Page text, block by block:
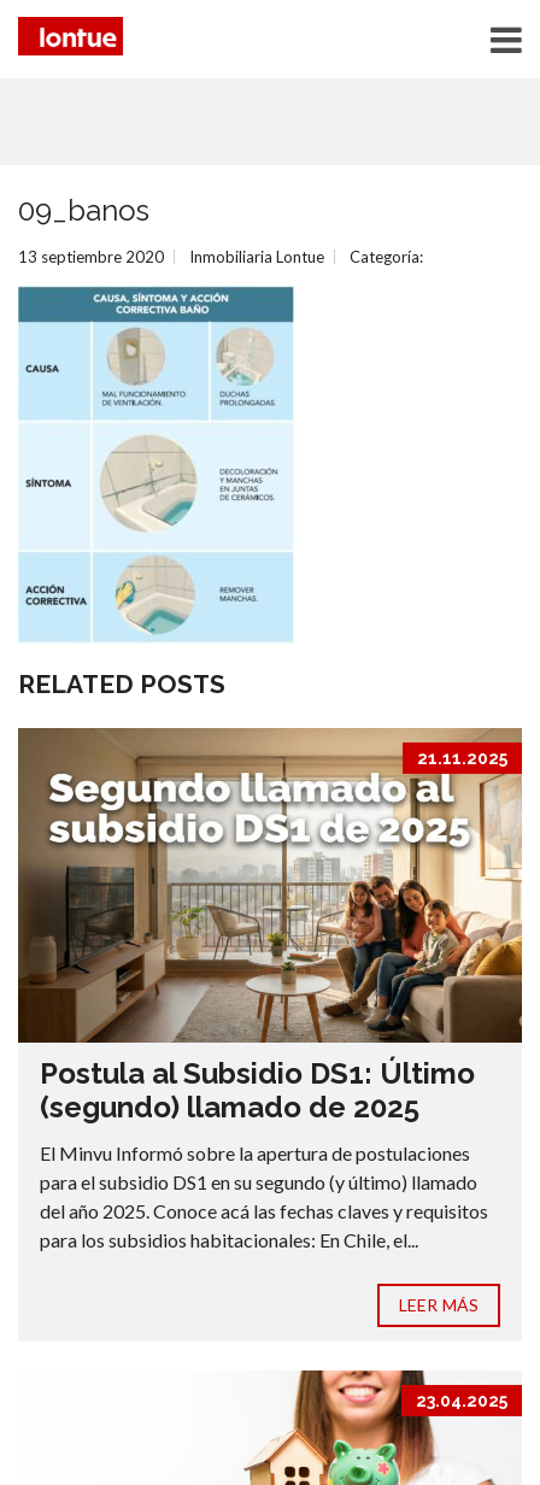
09_banos
13 septiembre 2020 Inmobiliaria Lontue Categoría:
RELATED POSTS
21.11.2025
Postula al Subsidio DS1: Último
(segundo) llamado de 2025
El Minvu Informó sobre la apertura de postulaciones
para el subsidio DS1 en su segundo (y último) llamado
del año 2025. Conoce acá las fechas claves y requisitos
para los subsidios habitacionales: En Chile, el...
LEER MÁS
23.04.2025